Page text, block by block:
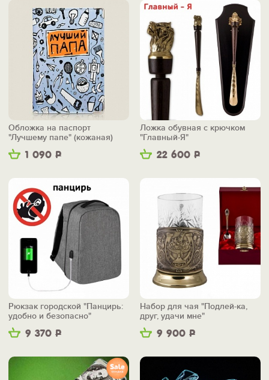
1 090 Р
Обложка на паспорт
"Лучшему папе" (кожаная)
22 600 Р
Ложка обувная с крючком
"Главный-Я"
9 370 Р
Рюкзак городской "Панцирь:
удобно и безопасно"
9 900 Р
Набор для чая "Подлей-ка,
друг, удачи мне"